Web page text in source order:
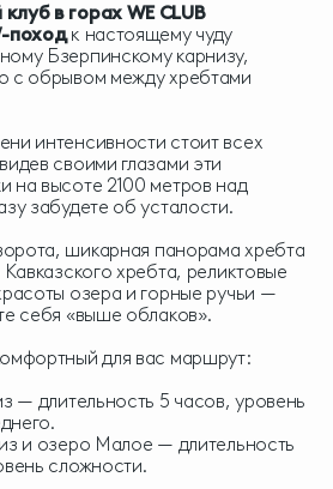
в горах WE CLUB
походк настоящему чуду
Бзерпинскому карнизу,
с обрывом между хребтами
интенсивности стоит всех
своими глазами эти
на высоте 2100 метров над
забудете об усталости.
шикарная панорама хребта
хребта, реликтовые
озера и горные ручьи —
себя «выше облаков».
для вас маршрут:
— длительность 5 часов, уровень
и озеро Малое — длительность
сложности.